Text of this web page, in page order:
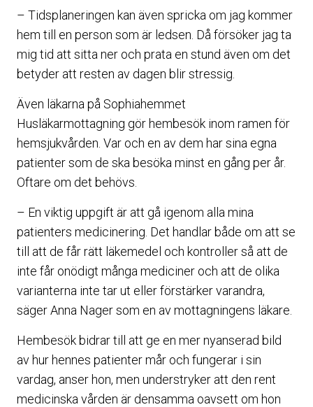
– Tidsplaneringen kan även spricka om jag kommer
hem till en person som är ledsen. Då försöker jag ta
mig tid att sitta ner och prata en stund även om det
betyder att resten av dagen blir stressig.
Även läkarna på Sophiahemmet
Husläkarmottagning gör hembesök inom ramen för
hemsjukvården. Var och en av dem har sina egna
patienter som de ska besöka minst en gång per år.
Oftare om det behövs.
– En viktig uppgift är att gå igenom alla mina
patienters medicinering. Det handlar både om att se
till att de får rätt läkemedel och kontroller så att de
inte får onödigt många mediciner och att de olika
varianterna inte tar ut eller förstärker varandra,
säger Anna Nager som en av mottagningens läkare.
Hembesök bidrar till att ge en mer nyanserad bild
av hur hennes patienter mår och fungerar i sin
vardag, anser hon, men understryker att den rent
medicinska vården är densamma oavsett om hon